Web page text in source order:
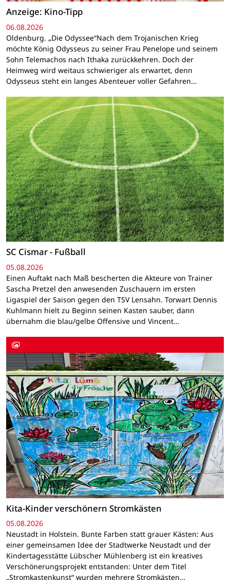
Anzeige: Kino-Tipp
06.08.2026
Oldenburg. „Die Odyssee“Nach dem Trojanischen Krieg
möchte König Odysseus zu seiner Frau Penelope und seinem
Sohn Telemachos nach Ithaka zurückkehren. Doch der
Heimweg wird weitaus schwieriger als erwartet, denn
Odysseus steht ein langes Abenteuer voller Gefahren…
SC Cismar - Fußball
05.08.2026
Einen Auftakt nach Maß bescherten die Akteure von Trainer
Sascha Pretzel den anwesenden Zuschauern im ersten
Ligaspiel der Saison gegen den TSV Lensahn. Torwart Dennis
Kuhlmann hielt zu Beginn seinen Kasten sauber, dann
übernahm die blau/gelbe Offensive und Vincent…
Kita-Kinder verschönern Stromkästen
05.08.2026
Neustadt in Holstein. Bunte Farben statt grauer Kästen: Aus
einer gemeinsamen Idee der Stadtwerke Neustadt und der
Kindertagesstätte Lübscher Mühlenberg ist ein kreatives
Verschönerungsprojekt entstanden: Unter dem Titel
„Stromkastenkunst“ wurden mehrere Stromkästen…